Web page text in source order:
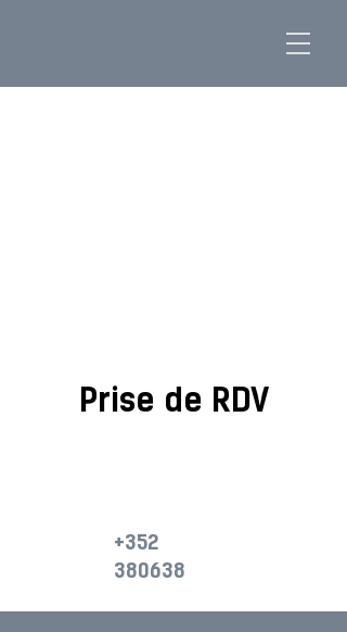
Prise de RDV
+352
380638